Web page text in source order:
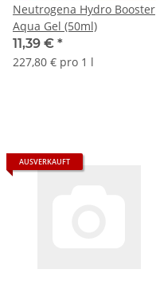
Neutrogena Hydro Booster
Aqua Gel (50ml)
11,39 € *
227,80 € pro 1 l
AUSVERKAUFT